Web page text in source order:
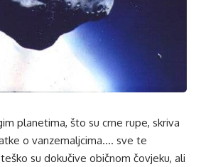
planetima, što su crne rupe, skriva
o vanzemaljcima…. sve te
su dokučive običnom čovjeku, ali